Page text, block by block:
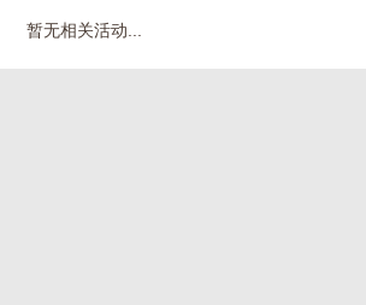
暂无相关活动...